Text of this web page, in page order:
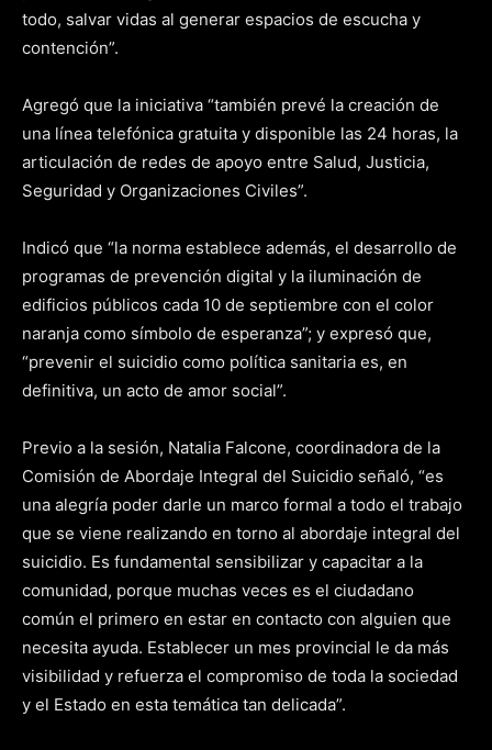
todo, salvar vidas al generar espacios de escucha y
contención”.
Agregó que la iniciativa “también prevé la creación de
una línea telefónica gratuita y disponible las 24 horas, la
articulación de redes de apoyo entre Salud, Justicia,
Seguridad y Organizaciones Civiles”.
Indicó que “la norma establece además, el desarrollo de
programas de prevención digital y la iluminación de
edificios públicos cada 10 de septiembre con el color
naranja como símbolo de esperanza”; y expresó que,
“prevenir el suicidio como política sanitaria es, en
definitiva, un acto de amor social”.
Previo a la sesión, Natalia Falcone, coordinadora de la
Comisión de Abordaje Integral del Suicidio señaló, “es
una alegría poder darle un marco formal a todo el trabajo
que se viene realizando en torno al abordaje integral del
suicidio. Es fundamental sensibilizar y capacitar a la
comunidad, porque muchas veces es el ciudadano
común el primero en estar en contacto con alguien que
necesita ayuda. Establecer un mes provincial le da más
visibilidad y refuerza el compromiso de toda la sociedad
y el Estado en esta temática tan delicada”.